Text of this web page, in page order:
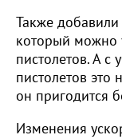
Также добавили
который можно
пистолетов. А с
пистолетов это
он пригодится
Изменения